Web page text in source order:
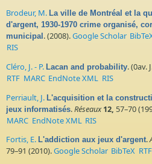
Brodeur, M. La ville de Montréal et la
d'argent, 1930-1970 crime organisé,
municipal . (2008).Google Scholar
RIS
Cléro, J. - P. Lacan and probability. (0av.
RTF MARC EndNote XML RIS
Perriault, J. L'acquisition et la
jeux informatisés.Réseaux 12, 57–70
MARC EndNote XML RIS
Fortis, E. L'addiction aux jeux d'argent.
79–91 (2010).Google Scholar BibTeX RTF